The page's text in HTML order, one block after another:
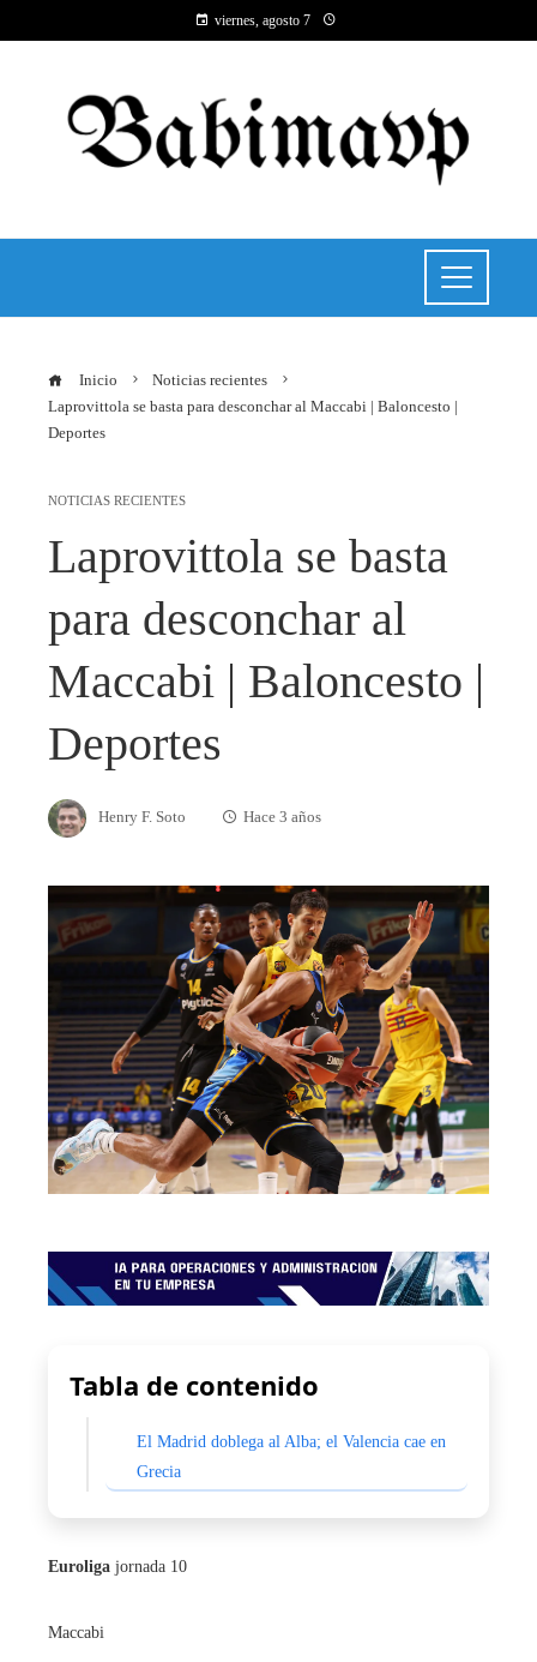
viernes, agosto 7
Inicio
Noticias recientes
Laprovittola se basta para desconchar al Maccabi | Baloncesto |
Deportes
NOTICIAS RECIENTES
Laprovittola se basta
para desconchar al
Maccabi | Baloncesto |
Deportes
Henry F. Soto Hace 3 años
Tabla de contenido
El Madrid doblega al Alba; el Valencia cae en
Grecia
Euroliga jornada 10
Maccabi